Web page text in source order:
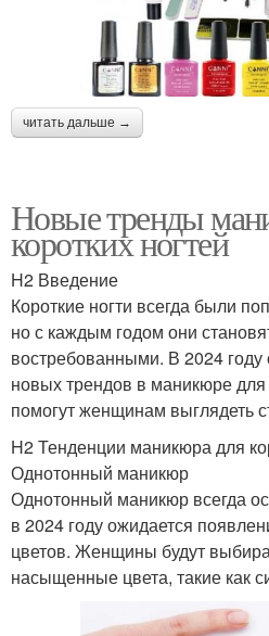
читать дальше →
Новые тренды
коротких ногтей
H2 Введение
Короткие ногти всегда были
но с каждым годом они
востребованными. В 2024
новых трендов в маникюре для
помогут женщинам выглядеть
H2 Тенденции маникюра для
Однотонный маникюр
Однотонный маникюр всегда
в 2024 году ожидается
цветов. Женщины будут
насыщенные цвета, такие как